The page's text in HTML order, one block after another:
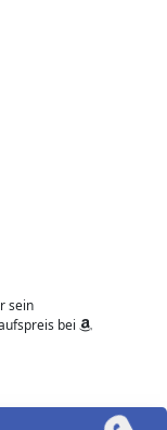
sein
bei